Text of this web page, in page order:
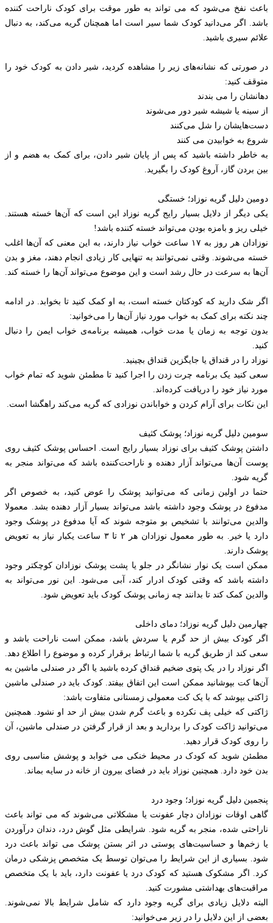
باعث نفخ می‌شود که می تواند به طور موقت برای کودک ناراحت کننده
باشد. اگر می‌دانید کودک شما سیر است اما همچنان گریه می‌کند، به دنبال
علائم سیری باشید.
در صورتی که نشانه‌های زیر را مشاهده کردید، شیر دادن به کودک خود را
متوقف کنید:
دهانشان را می بندند
از سینه یا شیشه شیر دور می‌شوند
دست‌هایشان را شل می‌کنند
شروع به خوابیدن می کنند
به خاطر داشته باشید که پس از پایان شیر دادن، برای کمک به هضم و از
بین بردن گاز، آروغ کودک را بگیرید.
دومین دلیل گریه نوزاد؛ خستگی
یکی دیگر از دلایل بسیار رایج گریه نوزاد این است که آن‌ها خسته هستند.
خیلی ریز و بامزه بودن می‌تواند خسته کننده باشد!
نوزادان هر روز به ۱۷ ساعت خواب نیاز دارند، به این معنی که آن‌ها اغلب
خسته می‌شوند. وقتی نمی‌توانند به تنهایی کار زیادی انجام دهند، مغز و بدن
آن‌ها به سرعت در حال رشد است و این موضوع می‌تواند آن‌ها را خسته کند.
اگر شک دارید که کودکتان خسته است، به او کمک کنید تا بخوابد. در ادامه
چند نکته برای کمک به خواب مورد نیاز آن‌ها را می‌خوانید:
بدون توجه به زمان یا مدت خواب، همیشه برنامه‌ی خواب ایمن را دنبال
کنید.
نوزاد را در قنداق یا جایگزین قنداق بچینید.
سعی کنید یک برنامه چرت زدن را اجرا کنید تا مطمئن شوید که تمام خواب
مورد نیاز خود را دریافت کرده‌اند.
این نکات برای آرام کردن و خواباندن نوزادی که گریه می‌کند راهگشا است.
سومین دلیل گریه نوزاد؛ پوشک کثیف
داشتن پوشک کثیف برای نوزاد بسیار رایج است. احساس پوشک کثیف روی
پوست آن‌ها می‌تواند آزار دهنده و ناراحت‌کننده باشد که می‌تواند منجر به
گریه شود.
حتما در اولین زمانی که می‌توانید پوشک را عوض کنید، به خصوص اگر
مدفوع در پوشک وجود داشته باشد می‌تواند بسیار آزار دهنده بشد. معمولا
والدین می‌توانند با تشخیص بو متوجه شوند که آیا مدفوع در پوشک وجود
دارد یا خیر. به طور معمول نوزادان هر ۲ تا ۳ ساعت یکبار نیاز به تعویض
پوشک دارند.
ممکن است یک نوار نشانگر در جلو یا پشت پوشک نوزادان کوچکتر وجود
داشته باشد که وقتی کودک ادرار کند، آبی می‌شود. این نور می‌تواند به
والدین کمک کند تا بدانند چه زمانی پوشک کودک باید تعویض شود.
چهارمین دلیل گریه نوزاد؛ دمای داخلی
اگر کودک بیش از حد گرم یا سردش باشد، ممکن است ناراحت باشد و
سعی کند از طریق گریه با شما ارتباط برقرار کرده و موضوع را اطلاع دهد.
اگر نوزاد را در یک پتوی ضخیم قنداق کرده باشید یا اگر در صندلی ماشین به
آن‌ها کت بپوشانید ممکن است این اتفاق بیفتد. کودک باید در صندلی ماشین
ژاکتی بپوشد که با یک کت معمولی زمستانی متفاوت باشد:
ژاکتی که خیلی پف نکرده و باعث گرم شدن بیش از حد او نشود. همچنین
می‌توانید ژاکت کودک را بردارید و بعد از قرار گرفتن در صندلی ماشین، آن
را روی کودک قرار دهید.
مطمئن شوید که کودک در محیط خنکی می خوابد و پوشش مناسبی روی
بدن خود دارد. همچنین نوزاد باید در فضای بیرون از خانه در سایه بماند.
پنجمین دلیل گریه نوزاد؛ وجود درد
گاهی اوقات نوزادان دچار عفونت یا مشکلاتی می‌شوند که می تواند باعث
ناراحتی شده، منجر به گریه شود. شرایطی مثل گوش درد، دندان درآوردن
یا زخم‌ها و حساسیت‌های پوستی در اثر بستن پوشک می تواند باعث درد
شود. بسیاری از این شرایط را می‌توان توسط یک متخصص پزشکی درمان
کرد. اگر مشکوک هستید که کودک درد یا عفونت دارد، باید با یک متخصص
مراقبت‌های بهداشتی مشورت کنید.
البته دلایل زیادی برای گریه وجود دارد که شامل شرایط بالا نمی‌شوند.
بعضی از این دلایل را در زیر می‌خوانید: